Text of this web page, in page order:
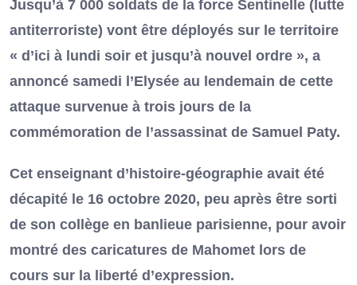
Jusqu’à 7 000 soldats de la force Sentinelle (lutte
antiterroriste) vont être déployés sur le territoire
« d’ici à lundi soir et jusqu’à nouvel ordre », a
annoncé samedi l’Elysée au lendemain de cette
attaque survenue à trois jours de la
commémoration de l’assassinat de Samuel Paty.
Cet enseignant d’histoire-géographie avait été
décapité le 16 octobre 2020, peu après être sorti
de son collège en banlieue parisienne, pour avoir
montré des caricatures de Mahomet lors de
cours sur la liberté d’expression.